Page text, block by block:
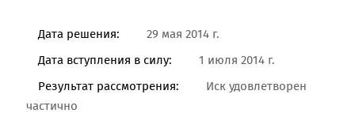
Дата решения:
29 мая 2014 г.
Дата вступления в силу:
1 июля 2014 г.
Результат рассмотрения:
Иск удовлетворен
частично